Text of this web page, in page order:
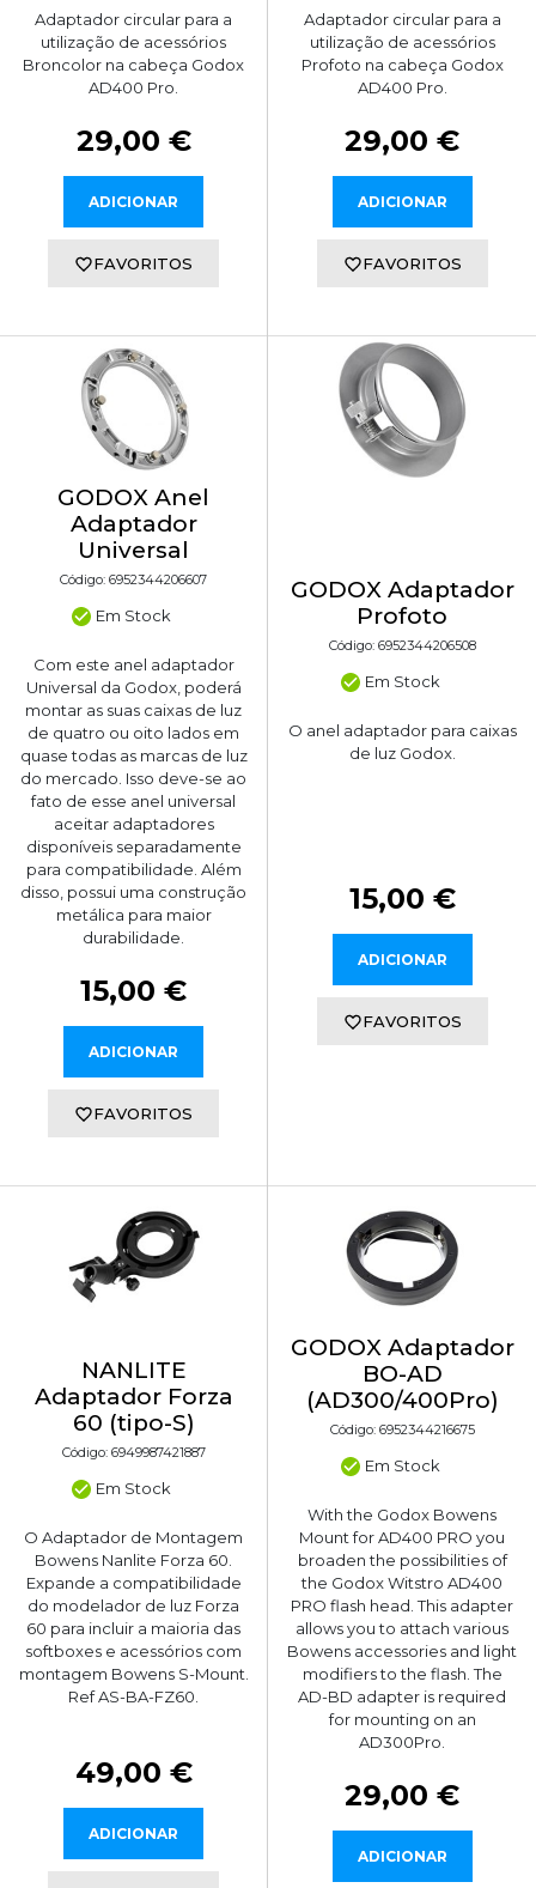
Adaptador circular para a
utilização de acessórios
Broncolor na cabeça Godox
AD400 Pro.
29,00 €
ADICIONAR
FAVORITOS
Adaptador circular para a
utilização de acessórios
Profoto na cabeça Godox
AD400 Pro.
29,00 €
ADICIONAR
FAVORITOS
GODOX Anel
Adaptador
Universal
Código: 6952344206607
Em Stock
Com este anel adaptador
Universal da Godox, poderá
montar as suas caixas de luz
de quatro ou oito lados em
quase todas as marcas de luz
do mercado. Isso deve-se ao
fato de esse anel universal
aceitar adaptadores
disponíveis separadamente
para compatibilidade. Além
disso, possui uma construção
metálica para maior
durabilidade.
15,00 €
ADICIONAR
FAVORITOS
GODOX Adaptador
Profoto
Código: 6952344206508
Em Stock
O anel adaptador para caixas
de luz Godox.
15,00 €
ADICIONAR
FAVORITOS
NANLITE
Adaptador Forza
60 (tipo-S)
Código: 6949987421887
Em Stock
O Adaptador de Montagem
Bowens Nanlite Forza 60.
Expande a compatibilidade
do modelador de luz Forza
60 para incluir a maioria das
softboxes e acessórios com
montagem Bowens S-Mount.
Ref AS-BA-FZ60.
49,00 €
ADICIONAR
GODOX Adaptador
BO-AD
(AD300/400Pro)
Código: 6952344216675
Em Stock
With the Godox Bowens
Mount for AD400 PRO you
broaden the possibilities of
the Godox Witstro AD400
PRO flash head. This adapter
allows you to attach various
Bowens accessories and light
modifiers to the flash. The
AD-BD adapter is required
for mounting on an
AD300Pro.
29,00 €
ADICIONAR